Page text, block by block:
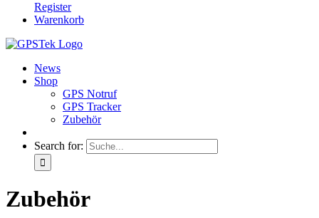
Register
Warenkorb
News
Shop
GPS Notruf
GPS Tracker
Zubehör
Search for:
Zubehör